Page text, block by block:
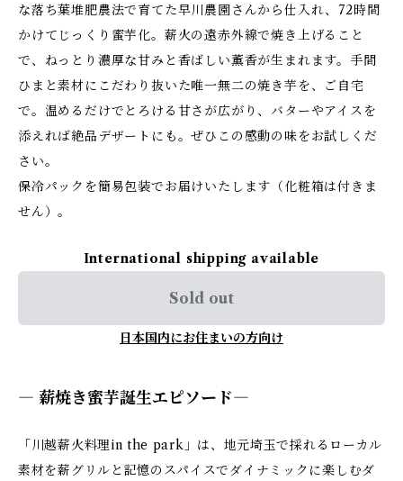
な落ち葉堆肥農法で育てた早川農園さんから仕入れ、72時間
かけてじっくり蜜芋化。薪火の遠赤外線で焼き上げること
で、ねっとり濃厚な甘みと香ばしい薫香が生まれます。手間
ひまと素材にこだわり抜いた唯一無二の焼き芋を、ご自宅
で。温めるだけでとろける甘さが広がり、バターやアイスを
添えれば絶品デザートにも。ぜひこの感動の味をお試しくだ
さい。
保冷パックを簡易包装でお届けいたします（化粧箱は付きま
せん）。
International shipping available
Sold out
日本国内にお住まいの方向け
― 薪焼き蜜芋誕生エピソード―
「川越薪火料理in the park」は、地元埼玉で採れるローカル
素材を薪グリルと記憶のスパイスでダイナミックに楽しむダ